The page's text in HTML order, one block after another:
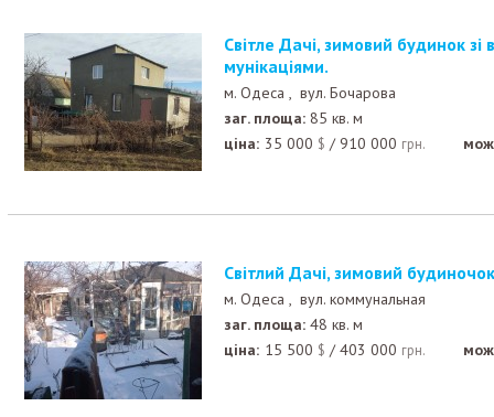
Світле Дачі, зимовий будинок зі всіма зручностями, ко
мунікаціями.
м. Одеса , вул. Бочарова
заг. площа: 85 кв. м
ціна: 35 000 $ / 910 000 грн.
Світлий Дачі, зимовий
м. Одеса , вул. коммунальная
заг. площа: 48 кв. м
ціна: 15 500 $ /403 000 грн.